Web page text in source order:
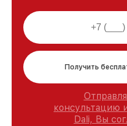
Получить
консультацию
Dali, Вы